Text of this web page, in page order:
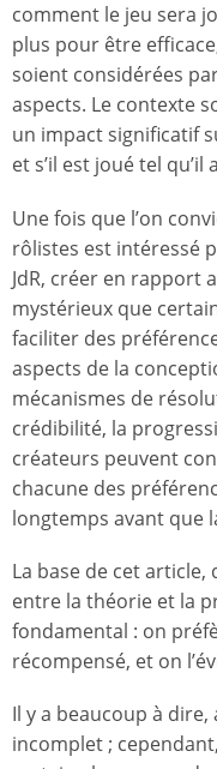
comment le jeu sera
plus pour être
soient considérées
aspects. Le contexte
un impact significatif
et s’il est joué tel qu’il
Une fois que l’on
rôlistes est intéressé
JdR, créer en rapport
mystérieux que
faciliter des
aspects de la
mécanismes de
crédibilité, la
créateurs peuvent
chacune des
longtemps avant que
La base de cet
entre la théorie et la
fondamental : on
récompensé, et on
Il y a beaucoup à dire,
incomplet ;